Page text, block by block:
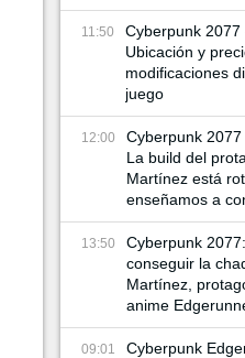
11:50
Cyberpunk 2077
Ubicación y
modificaciones
juego
12:00
Cyberpunk
La build del
Martínez está
enseñamos a
13:50
Cyberpunk
conseguir la
Martínez,
anime
09:01
Cyberpunk